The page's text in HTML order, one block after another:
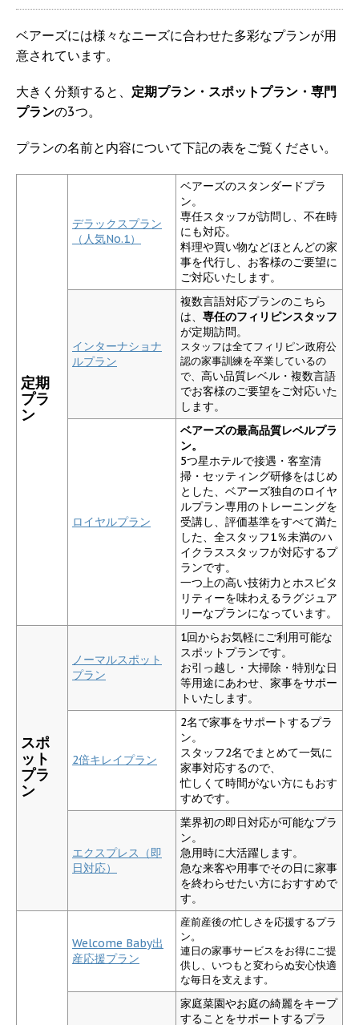
ベアーズには様々なニーズに合わせた多彩なプランが用
意されています。
大きく分類すると、 定期プラン・スポットプラン・専門
プランの3つ。
プランの名前と内容について下記の表をご覧ください。
定期
プラ
ン
デラックスプラン
（人気No.1）
ベアーズのスタンダードプラ
ン。
専任スタッフが訪問し、不在時
にも対応。
料理や買い物などほとんどの家
事を代行し、お客様のご要望に
ご対応いたします。
インターナショナ
ルプラン
複数言語対応プランのこちら
は、 専任のフィリピンスタッフ
が定期訪問。
スタッフは全てフィリピン政府公
認の家事訓練を卒業しているの
で、 高い品質レベル・複数言語
でお客様のご要望をご対応いた
します。
ロイヤルプラン
ベアーズの最高品質レベルプラ
ン。
5つ星ホテルで接遇・客室清
掃・セッティング研修をはじめ
とした、ベアーズ独自のロイヤ
ルプラン専用のトレーニングを
受講し、評価基準をすべて満た
した、全スタッフ1％未満のハ
イクラススタッフが対応するプ
ランです。
一つ上の高い技術力とホスピタ
リティーを味わえるラグジュア
リーなプランになっています。
スポ
ット
プラ
ン
ノーマルスポット
プラン
1回からお気軽にご利用可能な
スポットプランです。
お引っ越し・大掃除・特別な日
等用途にあわせ、 家事をサポー
トいたします。
2倍キレイプラン
2名で家事をサポートするプラ
ン。
スタッフ2名でまとめて一気に
家事対応するので、
忙しくて時間がない方にもおす
すめです。
エクスプレス（即
日対応）
業界初の即日対応が可能なプラ
ン。
急用時に大活躍します。
急な来客や用事でその日に家事
を終わらせたい方におすすめで
す。
Welcome Baby出
産応援プラン
産前産後の忙しさを応援するプラ
ン。
連日の家事サービスをお得にご提
供し、いつもと変わらぬ安心快適
な毎日を支えます。
家庭菜園やお庭の綺麗をキープ
することをサポートするプラ